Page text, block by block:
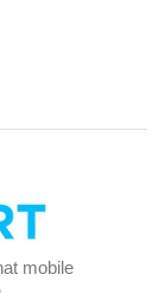
mobile